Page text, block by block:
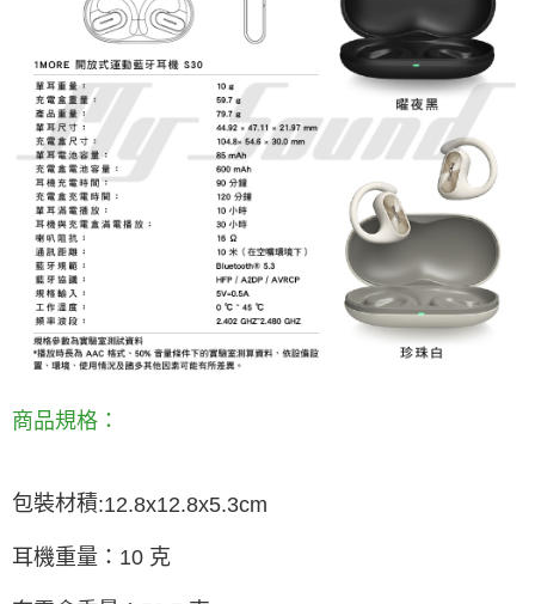
商品規格：
包裝材積:12.8x12.8x5.3cm
耳機重量： 10 克